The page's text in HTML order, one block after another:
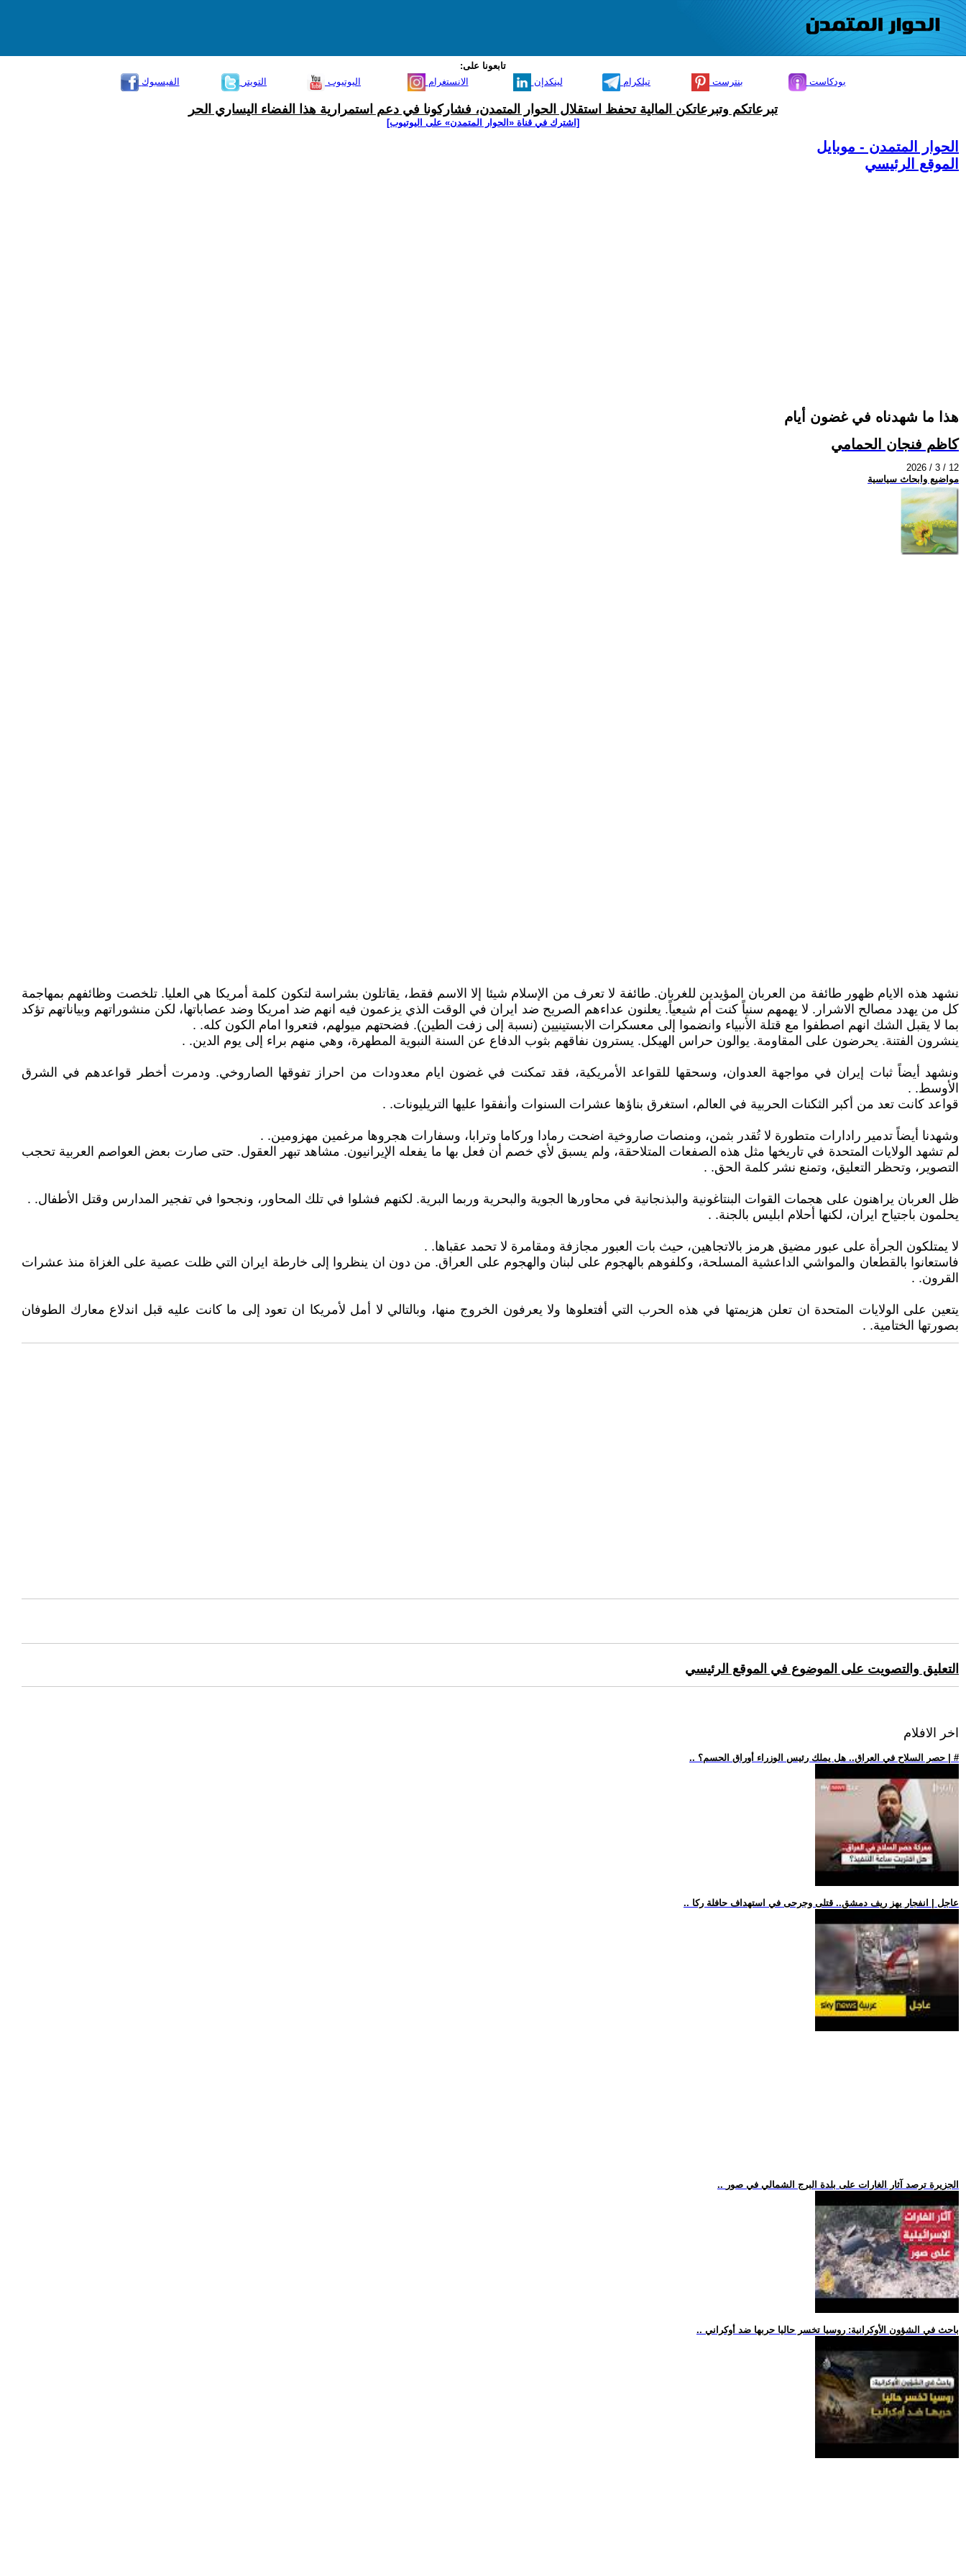
تابعونا على:
الفيسبوك
التويتر اليوتيوب الانستغرام لينكدإن تيلكرام بنترست بودكاست
تبرعاتكم وتبرعاتكن المالية تحفظ استقلال الحوار المتمدن، فشاركونا في دعم استمرارية هذا الفضاء اليساري الحر
[اشترك في قناة ‫«الحوار المتمدن» على اليوتيوب]
الحوار المتمدن - موبايل
الموقع الرئيسي
هذا ما شهدناه في غضون أيام
كاظم فنجان الحمامي
2026 / 3 / 12
مواضيع وابحاث سياسية
نشهد هذه الايام ظهور طائفة من العربان المؤيدين للغربان. طائفة لا تعرف من الإسلام شيئا إلا الاسم فقط، يقاتلون بشراسة لتكون كلمة أمريكا هي العليا. تلخصت وظائفهم بمهاجمة
كل من يهدد مصالح الاشرار. لا يهمهم سنياً كنت أم شيعياً. يعلنون عداءهم الصريح ضد ايران في الوقت الذي يزعمون فيه انهم ضد امريكا وضد عصاباتها، لكن منشوراتهم وبياناتهم تؤكد
بما لا يقبل الشك انهم اصطفوا مع قتلة الأنبياء وانضموا إلى معسكرات الابستينيين (نسبة إلى زفت الطين). فضحتهم ميولهم، فتعروا امام الكون كله. .
ينشرون الفتنة. يحرضون على المقاومة. يوالون حراس الهيكل. يسترون نفاقهم بثوب الدفاع عن السنة النبوية المطهرة، وهي منهم براء إلى يوم الدين. .
ونشهد أيضاً ثبات إيران في مواجهة العدوان، وسحقها للقواعد الأمريكية، فقد تمكنت في غضون ايام معدودات من احراز تفوقها الصاروخي. ودمرت أخطر قواعدهم في الشرق
الأوسط. .
قواعد كانت تعد من أكبر الثكنات الحربية في العالم، استغرق بناؤها عشرات السنوات وأنفقوا عليها التريليونات. .
وشهدنا أيضاً تدمير رادارات متطورة لا تُقدر بثمن، ومنصات صاروخية اضحت رمادا وركاما وترابا، وسفارات هجروها مرغمين مهزومين. .
لم تشهد الولايات المتحدة في تاريخها مثل هذه الصفعات المتلاحقة، ولم يسبق لأي خصم أن فعل بها ما يفعله الإيرانيون. مشاهد تبهر العقول. حتى صارت بعض العواصم العربية تحجب
التصوير، وتحظر التعليق، وتمنع نشر كلمة الحق. .
ظل العربان يراهنون على هجمات القوات البنتاغونية والبذنجانية في محاورها الجوية والبحرية وربما البرية. لكنهم فشلوا في تلك المحاور، ونجحوا في تفجير المدارس وقتل الأطفال. .
يحلمون باجتياح ايران، لكنها أحلام ابليس بالجنة. .
لا يمتلكون الجرأة على عبور مضيق هرمز بالاتجاهين، حيث بات العبور مجازفة ومقامرة لا تحمد عقباها. .
فاستعانوا بالقطعان والمواشي الداعشية المسلحة، وكلفوهم بالهجوم على لبنان والهجوم على العراق. من دون ان ينظروا إلى خارطة ايران التي ظلت عصية على الغزاة منذ عشرات
القرون. .
يتعين على الولايات المتحدة ان تعلن هزيمتها في هذه الحرب التي أفتعلوها ولا يعرفون الخروج منها، وبالتالي لا أمل لأمريكا ان تعود إلى ما كانت عليه قبل اندلاع معارك الطوفان
بصورتها الختامية. .
التعليق والتصويت على الموضوع في الموقع الرئيسي
اخر الافلام
.. حصر السلاح في العراق.. هل يملك رئيس الوزراء أوراق الحسم؟ | #
.. عاجل | انفجار يهز ريف دمشق.. قتلى وجرحى في استهداف حافلة ركا
.. الجزيرة ترصد آثار الغارات على بلدة البرج الشمالي في صور
.. باحث في الشؤون الأوكرانية: روسيا تخسر حاليا حربها ضد أوكراني